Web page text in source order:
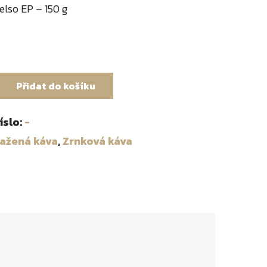
EP – 150 g
Přidat do košíku
-
káva,Zrnková káva